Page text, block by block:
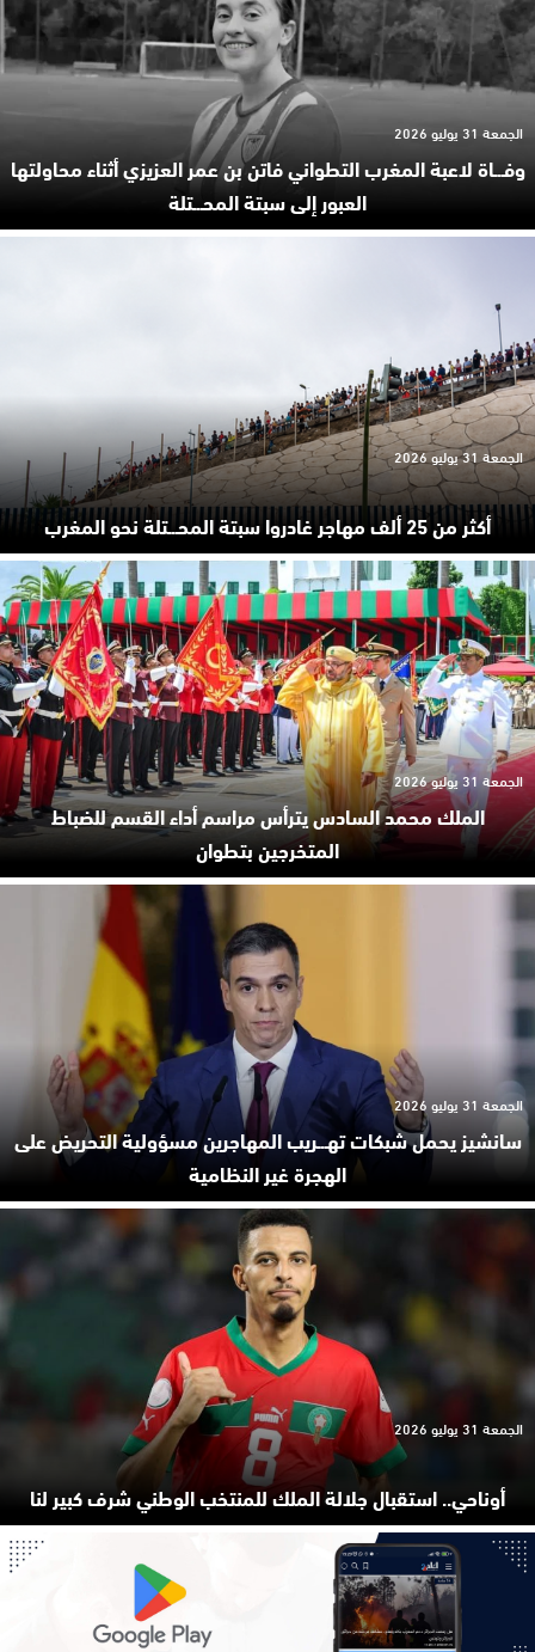
وفـ.ـاة لاعبة المغرب التطواني فاتن بن عمر العزيزي أثناء محاولتها
العبور إلى سبتة المحـ.ـتلة
الجمعة 31 يوليو 2026
أكثر من 25 ألف مهاجر غادروا سبتة المحـ.ـتلة نحو المغرب
الجمعة 31 يوليو 2026
الملك محمد السادس يترأس مراسم أداء القسم للضباط
المتخرجين بتطوان
الجمعة 31 يوليو 2026
سانشيز يحمل شبكات تهـ.ـريب المهاجرين مسؤولية التحريض على
الهجرة غير النظامية
الجمعة 31 يوليو 2026
أوناحي.. استقبال جلالة الملك للمنتخب الوطني شرف كبير لنا
الجمعة 31 يوليو 2026